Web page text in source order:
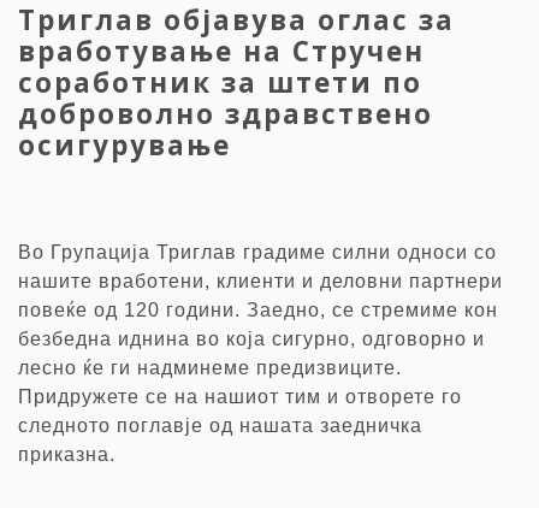
Триглав објавува оглас за
вработување на Стручен
соработник за штети по
доброволно здравствено
осигурување
Во Групација Триглав градиме силни односи со
нашите вработени, клиенти и деловни партнери
повеќе од 120 години. Заедно, се стремиме кон
безбедна иднина во која сигурно, одговорно и
лесно ќе ги надминеме предизвиците.
Придружете се на нашиот тим и отворете го
следното поглавје од нашата заедничка
приказна.